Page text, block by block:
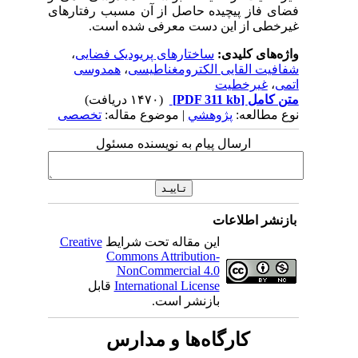
فضای فاز پیچیده حاصل از آن مسبب رفتارهای
غیرخطی از این دست معرفی شده است.
واژه‌های کلیدی:ساختارهای پریودیک فضایی،
شفافیت القایی الکترومغناطیسی،همدوسی
اتمی،غیرخطیت
متن کامل[PDF 311 kb]
نوع مطالعه:پژوهشي| موضوع مقاله:تخصصی
ارسال پیام به نویسنده مسئول
بازنشر اطلاعات
این مقاله تحت شرایطCreative
Commons Attribution-
NonCommercial 4.0
International Licenseقابل
بازنشر است.
کارگاه‌ها و مدارس